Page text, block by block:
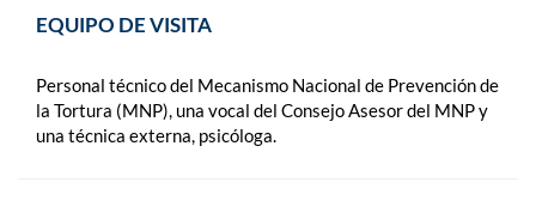
EQUIPO DE VISITA
Personal técnico del Mecanismo Nacional de Prevención de
la Tortura (MNP), una vocal del Consejo Asesor del MNP y
una técnica externa, psicóloga.